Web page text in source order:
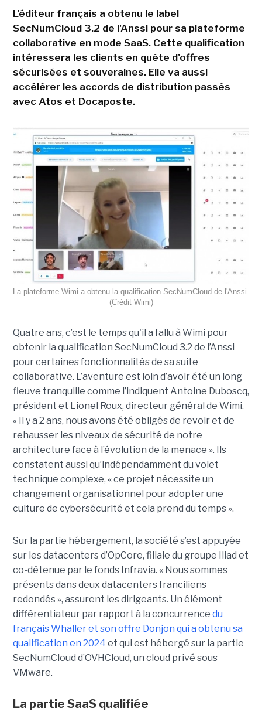
L'éditeur français a obtenu le label
SecNumCloud 3.2 de l'Anssi pour sa plateforme
collaborative en mode SaaS. Cette qualification
intéressera les clients en quête d'offres
sécurisées et souveraines. Elle va aussi
accélérer les accords de distribution passés
avec Atos et Docaposte.
La plateforme Wimi a obtenu la qualification SecNumCloud de l'Anssi.
(Crédit Wimi)
Quatre ans, c’est le temps qu'il a fallu à Wimi pour
obtenir la qualification SecNumCloud 3.2 de l’Anssi
pour certaines fonctionnalités de sa suite
collaborative. L’aventure est loin d’avoir été un long
fleuve tranquille comme l’indiquent Antoine Duboscq,
président et Lionel Roux, directeur général de Wimi.
« Il y a 2 ans, nous avons été obligés de revoir et de
rehausser les niveaux de sécurité de notre
architecture face à l’évolution de la menace ». Ils
constatent aussi qu’indépendamment du volet
technique complexe, « ce projet nécessite un
changement organisationnel pour adopter une
culture de cybersécurité et cela prend du temps ».
Sur la partie hébergement, la société s’est appuyée
sur les datacenters d’OpCore, filiale du groupe Iliad et
co-détenue par le fonds Infravia. « Nous sommes
présents dans deux datacenters franciliens
redondés », assurent les dirigeants. Un élément
différentiateur par rapport à la concurrence du
français Whaller et son offre Donjon qui a obtenu sa
qualification en 2024 et qui est hébergé sur la partie
SecNumCloud d’OVHCloud, un cloud privé sous
VMware.
La partie SaaS qualifiée